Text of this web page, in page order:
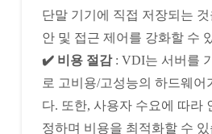
단말 기기에 직접 저장되는
안 및 접근 제어를 강화할 수
✔️ 비용 절감: VDI는 서버를
로 고비용/고성능의 하드웨어
다. 또한, 사용자 수요에 따라
정하며 비용을 최적화할 수